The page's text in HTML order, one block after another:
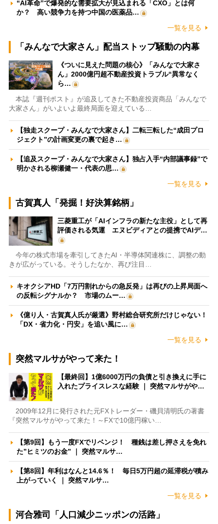
“AI革命”で爆発的な需要拡大が見込まれる「CXO」とは何
か？ 高い競争力を持つ中国の医薬品…
一覧を見る
「みんなで大家さん」配当ストップ騒動の内幕
《ついに見えた問題の核心》「みんなで大家さ
ん」2000億円超不動産投資トラブル“異常なく
ら…
本誌『週刊ポスト』が追及してきた不動産投資商品「みんなで
大家さん」がいよいよ最終局面を迎えている…
【独走スクープ・みんなで大家さん】二転三転した“成田プロ
ジェクト”の計画変更の裏で起き…
【追及スクープ・みんなで大家さん】独占入手“内部議事録”で
明かされる柳瀬健一・代表の思…
一覧を見る
古賀真人「発掘！好決算銘柄」
三菱重工が「AIインフラの新たな主役」として再
評価される気運 エヌビディアとの提携でAIデ…
今年の株式市場を牽引してきたAI・半導体関連株に、調整の動
きが広がっている。そうしたなか、再び注目…
キオクシアHD「7万円割れからの急反発」は再びの上昇局面へ
の反転シグナルか？ 市場のムー…
《億り人・古賀真人氏が厳選》野村総合研究所だけじゃない！
「DX・省力化・円安」を追い風に…
一覧を見る
突然マルサがやって来た！
【最終回】1億6000万円の負債と引き換えに手に
入れたプライスレスな経験 ｜ 突然マルサがや…
2009年12月に発行された元FXトレーダー・磯貝清明氏の著書
『突然マルサがやって来た！～FXで10億円稼い…
【第9回】もう一度FXでリベンジ！ 種銭は差し押さえを免れ
た”ヒミツのお金” ｜ 突然マルサ…
【第8回】年利はなんと14.6％！ 毎日5万円超の延滞税が積み
上がっていく ｜ 突然マルサ…
一覧を見る
河合雅司「人口減少ニッポンの活路」